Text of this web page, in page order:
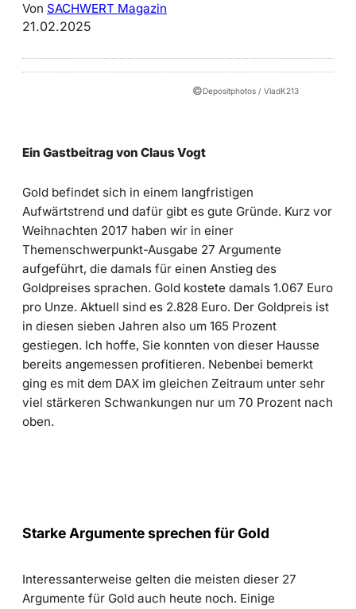
Von SACHWERT Magazin
21.02.2025
©Depositphotos / VladK213
Ein Gastbeitrag von Claus Vogt
Gold befindet sich in einem langfristigen
Aufwärtstrend und dafür gibt es gute Gründe. Kurz vor
Weihnachten 2017 haben wir in einer
Themenschwerpunkt-Ausgabe 27 Argumente
aufgeführt, die damals für einen Anstieg des
Goldpreises sprachen. Gold kostete damals 1.067 Euro
pro Unze. Aktuell sind es 2.828 Euro. Der Goldpreis ist
in diesen sieben Jahren also um 165 Prozent
gestiegen. Ich hoffe, Sie konnten von dieser Hausse
bereits angemessen profitieren. Nebenbei bemerkt
ging es mit dem DAX im gleichen Zeitraum unter sehr
viel stärkeren Schwankungen nur um 70 Prozent nach
oben.
Starke Argumente sprechen für Gold
Interessanterweise gelten die meisten dieser 27
Argumente für Gold auch heute noch. Einige